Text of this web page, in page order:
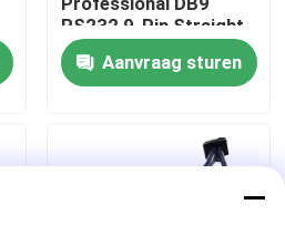
RS232 9-Pin Straight
Or Cross Cable With
Shielded Core Custom
Cable
Aanvraag sturen